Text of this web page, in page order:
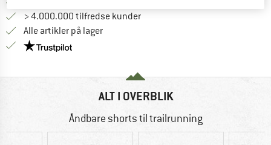
> 4.000.000 tilfredse kunder
Alle artikler på lager
Vi er Trustpilot-certificeret - oplysningerne får du
ALT I OVERBLIK
Åndbare shorts til trailrunning